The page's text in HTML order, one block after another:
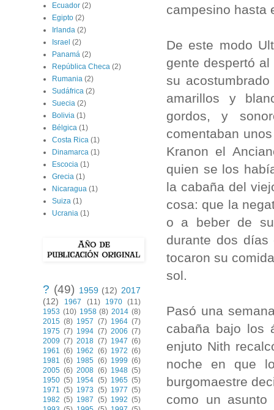
campesino hasta
De este modo
gente despertó
su
amarillos y
gordos, y
comentaban
Kranon el
quien se los
la cabaña del
cosa: que la
o a beber de
durante dos días
tocaron su
sol.
Pasó una
cabaña bajo los
enjuto Nith
noche en que
burgomaestre
como un asunto
Ecuador (2)
Egipto (2)
Irlanda (2)
Israel (2)
Panamá (2)
República Checa (2)
Rumania (2)
Sudáfrica (2)
Suecia (2)
Bolivia (1)
Bélgica (1)
Costa Rica (1)
Dinamarca (1)
Escocia (1)
Grecia (1)
Nicaragua (1)
Suiza (1)
Ucrania (1)
? (49) 1959 (12) 2017
(12)
1967 (11) 1970 (11)
1953 (10) 1958 (8) 2014 (8)
2015 (8) 1957 (7) 1964 (7)
1975 (7) 1994 (7) 2006 (7)
2009 (7) 2018 (7) 1947 (6)
1961 (6) 1962 (6) 1972 (6)
1981 (6) 1985 (6) 1999 (6)
2005 (6) 2008 (6) 1948 (5)
1950 (5) 1954 (5) 1965 (5)
1971 (5) 1973 (5) 1977 (5)
1982 (5) 1987 (5) 1992 (5)